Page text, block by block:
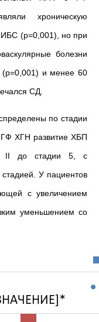
хроническую
ИБС (р=0,001), но при
болезни
и менее 60
СД.
по стадии
ХГН развитие ХБП
II до стадии 5, с
У пациентов
с увеличением
уменьшением со